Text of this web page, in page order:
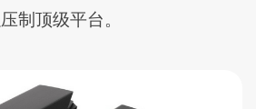
制顶级平台。